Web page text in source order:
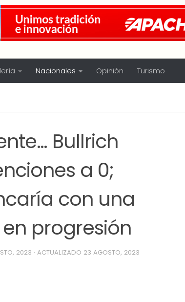
Nacionales Opinión Turismo
Bullrich
a 0;
con una
progresión
2023 · ACTUALIZADO 23 AGOSTO, 2023